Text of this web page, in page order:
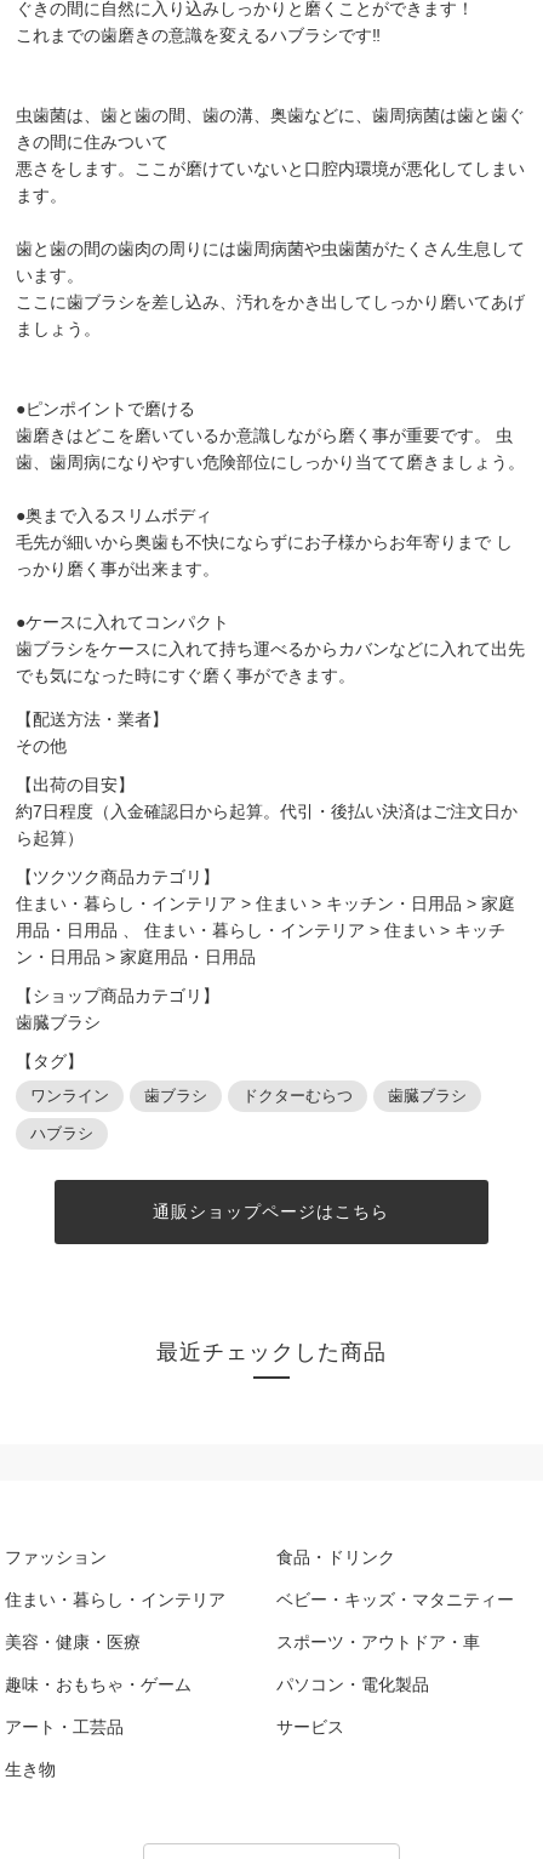
ぐきの間に自然に入り込みしっかりと磨くことができます！
これまでの歯磨きの意識を変えるハブラシです‼︎
虫歯菌は、歯と歯の間、歯の溝、奥歯などに、歯周病菌は歯と歯ぐ
きの間に住みついて
悪さをします。ここが磨けていないと口腔内環境が悪化してしまい
ます。
歯と歯の間の歯肉の周りには歯周病菌や虫歯菌がたくさん生息して
います。
ここに歯ブラシを差し込み、汚れをかき出してしっかり磨いてあげ
ましょう。
●ピンポイントで磨ける
歯磨きはどこを磨いているか意識しながら磨く事が重要です。 虫
歯、歯周病になりやすい危険部位にしっかり当てて磨きましょう。
●奥まで入るスリムボディ
毛先が細いから奥歯も不快にならずにお子様からお年寄りまで し
っかり磨く事が出来ます。
●ケースに入れてコンパクト
歯ブラシをケースに入れて持ち運べるからカバンなどに入れて出先
でも気になった時にすぐ磨く事ができます。
【配送方法・業者】
その他
【出荷の目安】
約7日程度（入金確認日から起算。代引・後払い決済はご注文日か
ら起算）
【ツクツク商品カテゴリ】
住まい・暮らし・インテリア >住まい > キッチン・日用品 >家庭
用品・日用品
、住まい・暮らし・インテリア >住まい > キッチ
ン・日用品 >家庭用品・日用品
【ショップ商品カテゴリ】
歯臓ブラシ
【タグ】
ワンライン 歯ブラシ ドクターむらつ 歯臓ブラシ
ハブラシ
通販ショップページはこちら
最近チェックした商品
ファッション 食品・ドリンク
住まい・暮らし・インテリア ベビー・キッズ・マタニティー
美容・健康・医療 スポーツ・アウトドア・車
趣味・おもちゃ・ゲーム パソコン・電化製品
アート・工芸品 サービス
生き物